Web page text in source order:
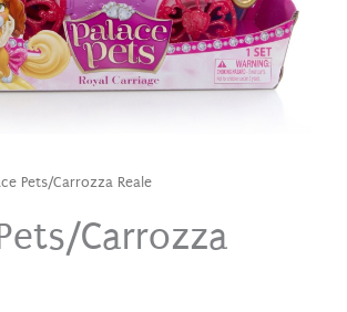
Pets/Carrozza Reale
Carrozza